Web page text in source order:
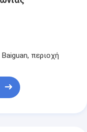
περιοχή